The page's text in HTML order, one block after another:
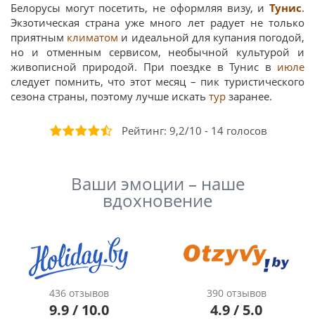
Белорусы могут посетить, не оформляя визу, и Тунис.
Экзотическая страна уже много лет радует не только
приятным климатом и идеальной для купания погодой,
но и отменным сервисом, необычной культурой и
живописной природой. При поездке в Тунис в июле
следует помнить, что этот месяц – пик туристического
сезона страны, поэтому лучше искать тур заранее.
Рейтинг: 9,2/10 - 14 голосов
Ваши эмоции – наше
вдохновение
436 отзывов
9.9 / 10.0
390 отзывов
4.9 / 5.0